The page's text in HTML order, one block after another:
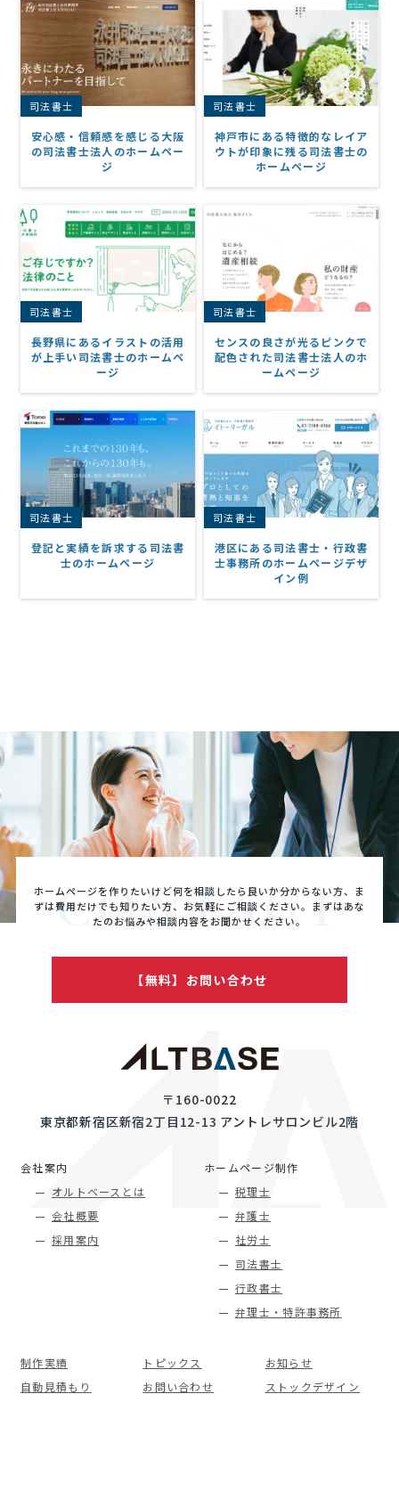
司法書士
安心感・信頼感を感じる大阪
の司法書士法人のホームペー
ジ
司法書士
神戸市にある特徴的なレイア
ウトが印象に残る司法書士の
ホームページ
司法書士
長野県にあるイラストの活用
が上手い司法書士のホームペ
ージ
司法書士
センスの良さが光るピンクで
配色された司法書士法人のホ
ームページ
司法書士
登記と実績を訴求する司法書
士のホームページ
司法書士
港区にある司法書士・行政書
士事務所のホームページデザ
イン例
CONTACT
ホームページを作りたいけど何を相談したら良いか分からない方、ま
ずは費用だけでも知りたい方、 お気軽にご相談ください。まずはあな
たのお悩みや相談内容をお聞かせください。
【無料】お問い合わせ
〒160-0022
東京都新宿区新宿2丁目12-13 アントレサロンビル2階
会社案内
オルトベースとは
会社概要
採用案内
ホームページ制作
税理士
弁護士
社労士
司法書士
行政書士
弁理士・特許事務所
制作実績 トピックス
お知らせ
自動見積もり
お問い合わせ ストックデザイン